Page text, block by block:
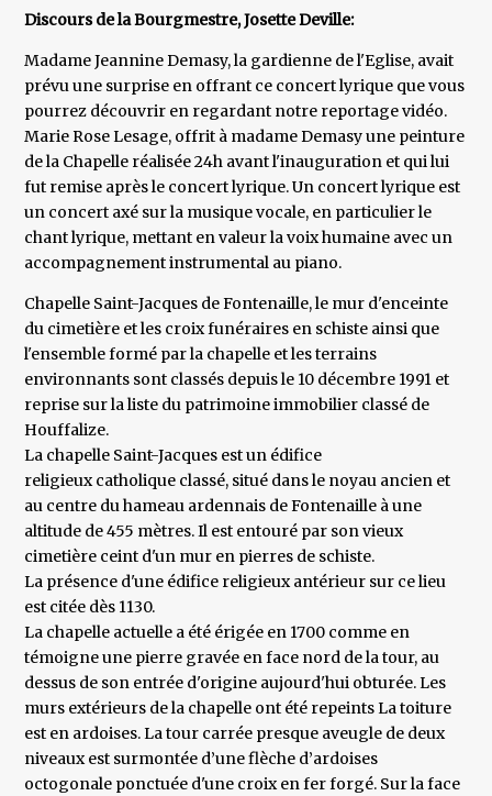
Discours de la Bourgmestre, Josette Deville:
Madame Jeannine Demasy, la gardienne de l'Eglise, avait
prévu une surprise en offrant ce concert lyrique que vous
pourrez découvrir en regardant notre reportage vidéo.
Marie Rose Lesage, offrit à madame Demasy une peinture
de la Chapelle réalisée 24h avant l'inauguration et qui lui
fut remise après le concert lyrique. Un concert lyrique est
un concert axé sur la musique vocale, en particulier le
chant lyrique, mettant en valeur la voix humaine avec un
accompagnement instrumental au piano.
Chapelle Saint-Jacques de Fontenaille, le mur d'enceinte
du cimetière et les croix funéraires en schiste ainsi que
l'ensemble formé par la chapelle et les terrains
environnants sont classés depuis le 10 décembre 1991 et
reprise sur la liste du patrimoine immobilier classé de
Houffalize.
La chapelle Saint-Jacques est un édifice
religieux catholique classé, situé dans le noyau ancien et
au centre du hameau ardennais de Fontenaille à une
altitude de 455 mètres. Il est entouré par son vieux
cimetière ceint d'un mur en pierres de schiste.
La présence d'une édifice religieux antérieur sur ce lieu
est citée dès 1130.
La chapelle actuelle a été érigée en 1700 comme en
témoigne une pierre gravée en face nord de la tour, au
dessus de son entrée d'origine aujourd'hui obturée. Les
murs extérieurs de la chapelle ont été repeints La toiture
est en ardoises. La tour carrée presque aveugle de deux
niveaux est surmontée d’une flèche d’ardoises
octogonale ponctuée d'une croix en fer forgé. Sur la face